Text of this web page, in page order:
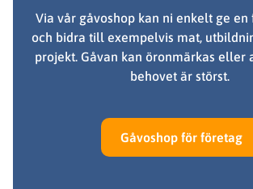
Via vår gåvoshop kan ni enkelt ge en
och bidra till exempelvis mat,
projekt. Gåvan kan öronmärkas eller
behovet är störst.
Gåvoshop för företag